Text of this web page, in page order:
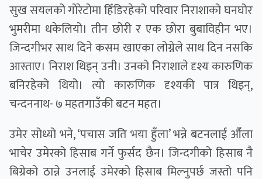
सुख सयलको गोरेटोमा हिँडिरहेको परिवार निराशाको घनघोर
भुमरीमा धकेलियो। तीन छोरी र एक छोरा बुबाविहीन भए।
जिन्दगीभर साथ दिने कसम खाएका लोग्नेले साथ दिन नसकि
आस्ताए। निराश थिइन् उनी। उनको निराशाले दृश्य कारुणिक
बनिरहेको थियो। त्यो कारुणिक दृश्यकी पात्र थिइन्,
चन्दननाथ- ७ महतगाउँकी बटन महत।
उमेर सोध्यो भने, ‘पचास जति भया हुँला’ भन्ने बटनलाई औँला
भाचेर उमेरको हिसाब गर्ने फुर्सद छैन। जिन्दगीको हिसाब नै
बिग्रेको ठान्ने उनलाई उमेरको हिसाब मिल्नुपर्छ जस्तो पनि